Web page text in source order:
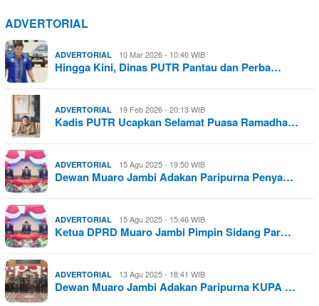
ADVERTORIAL
ADVERTORIAL 10 Mar 2026 - 10:40 WIB
Hingga Kini, Dinas PUTR Pantau dan Perba…
ADVERTORIAL 19 Feb 2026 - 20:13 WIB
Kadis PUTR Ucapkan Selamat Puasa Ramadha…
ADVERTORIAL 15 Agu 2025 - 19:50 WIB
Dewan Muaro Jambi Adakan Paripurna Penya…
ADVERTORIAL 15 Agu 2025 - 15:46 WIB
Ketua DPRD Muaro Jambi Pimpin Sidang Par…
ADVERTORIAL 13 Agu 2025 - 18:41 WIB
Dewan Muaro Jambi Adakan Paripurna KUPA …